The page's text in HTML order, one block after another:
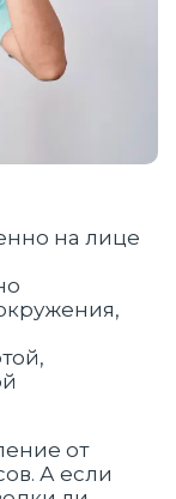
на лице
от
А если